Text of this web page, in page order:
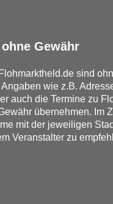
Gewähr
sind
wie z.B.
auch die Termine zu
übernehmen. Im
mit der jeweiligen
Veranstalter zu